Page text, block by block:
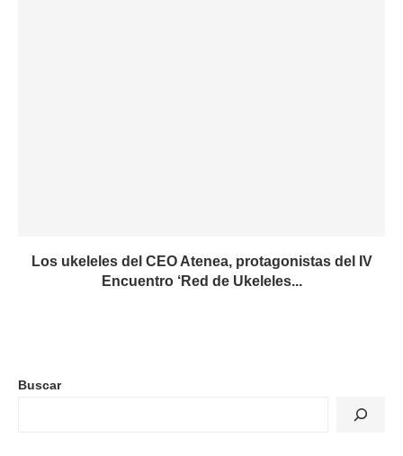
Los ukeleles del CEO Atenea, protagonistas del IV
Encuentro ‘Red de Ukeleles...
Buscar